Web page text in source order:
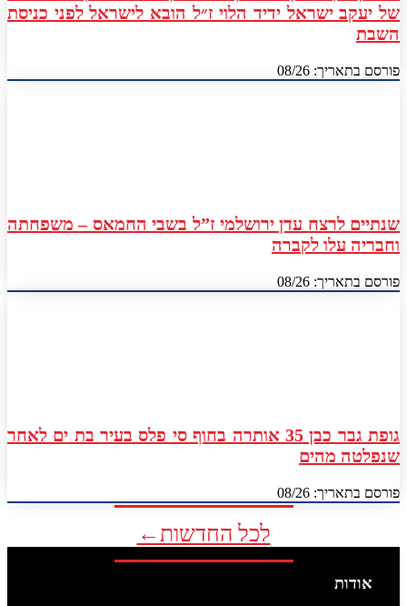
של יעקב ישראל ידיד הלוי ז״ל הובא לישראל לפני כניסת
השבת
פורסם בתאריך: 08/26
שנתיים לרצח עדן ירושלמי ז”ל בשבי החמאס – משפחתה
וחבריה עלו לקברה
פורסם בתאריך: 08/26
גופת גבר כבן 35 אותרה בחוף סי פלס בעיר בת ים לאחר
שנפלטה מהים
פורסם בתאריך: 08/26
לכל החדשות←
אודות